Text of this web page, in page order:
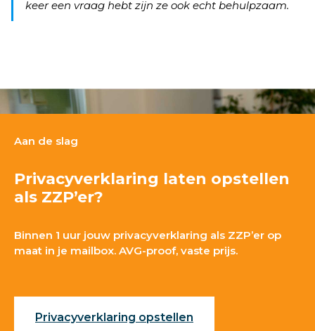
keer een vraag hebt zijn ze ook echt behulpzaam.
Aan de slag
Privacyverklaring laten opstellen
als ZZP’er?
Binnen 1 uur jouw privacyverklaring als ZZP’er op
maat in je mailbox. AVG-proof, vaste prijs.
Privacyverklaring opstellen